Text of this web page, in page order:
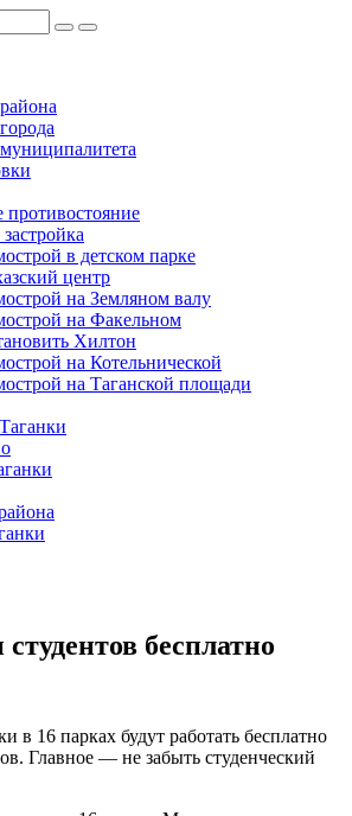
противостояние
в детском парке
центр
на Земляном валу
на Факельном
Хилтон
на Котельнической
на Таганской площади
бесплатно
в 16 парках будут работать бесплатно
Главное — не забыть студенческий